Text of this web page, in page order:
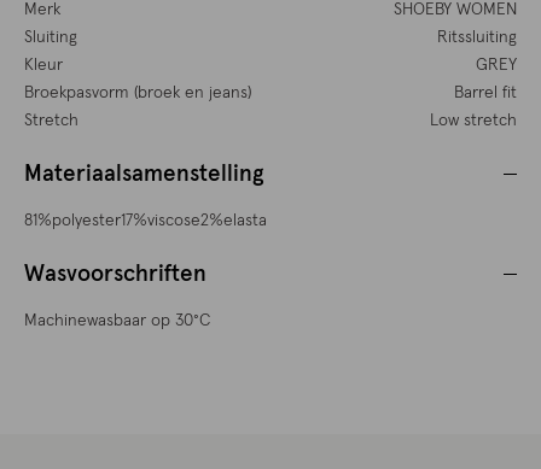
Merk
SHOEBY WOMEN
Sluiting
Ritssluiting
Kleur
GREY
Broekpasvorm (broek en jeans)
Barrel fit
Stretch
Low stretch
Materiaalsamenstelling
81%polyester17%viscose2%elasta
Wasvoorschriften
Machinewasbaar op 30°C